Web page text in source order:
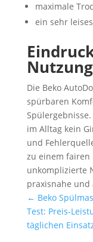
maximale
ein sehr
Nutzung
Die Beko
spürbaren
im Alltag kein
und
zu einem fairen
unkomplizierte
praxisnahe und
← Beko
Test: Preis-
täglichen